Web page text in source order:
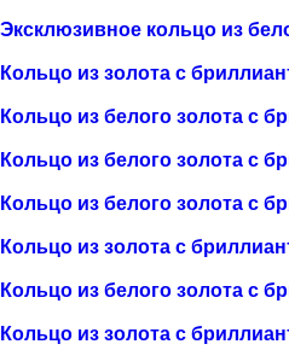
Эксклюзивное кольцо из
Кольцо из золота с
Кольцо из белого золота с
Кольцо из белого золота с
Кольцо из белого золота с
Кольцо из золота с
Кольцо из белого золота с
Кольцо из золота с